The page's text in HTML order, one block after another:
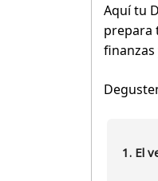
Aquí tu
prepara
1. El